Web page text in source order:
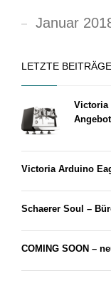
Januar
LETZTE BEITRÄGE
Victoria
Angebot
Victoria Arduino
Schaerer Soul –
COMING SOON –